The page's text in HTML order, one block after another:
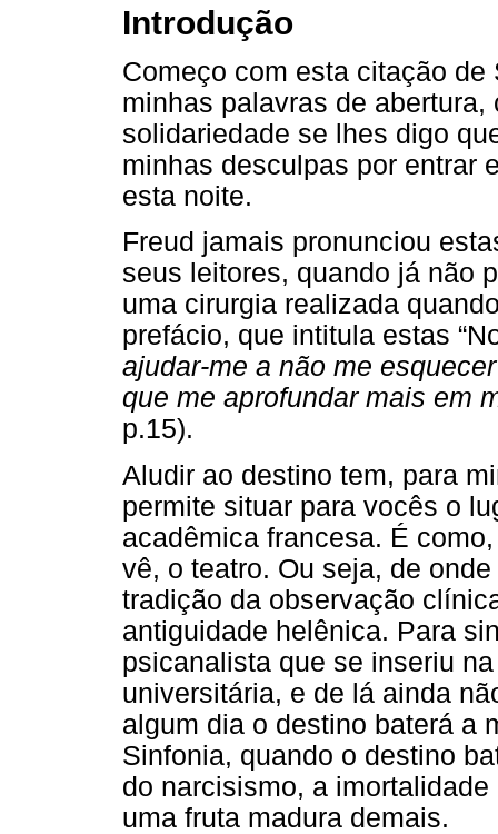
Introdução
Começo com esta citação
minhas palavras de
solidariedade se lhes digo
minhas desculpas por entrar
esta noite.
Freud jamais pronunciou
seus leitores, quando já não
uma cirurgia realizada
prefácio, que intitula estas
ajudar-me a não me
que me aprofundar mais em
p.15).
Aludir ao destino tem, para
permite situar para vocês o
acadêmica francesa. É
vê, o teatro. Ou seja, de
tradição da observação
antiguidade helênica. Para
psicanalista que se inseriu
universitária, e de lá ainda
algum dia o destino baterá a
Sinfonia, quando o destino
do narcisismo, a
uma fruta madura demais.